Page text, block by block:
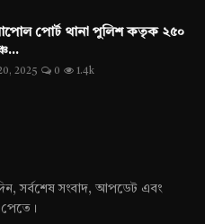
পোর্ট থানা পুলিশ কতৃক ২৫০
2025 0 1.4k
সর্বশেষ সংবাদ, আপডেট এবং
পেতে।